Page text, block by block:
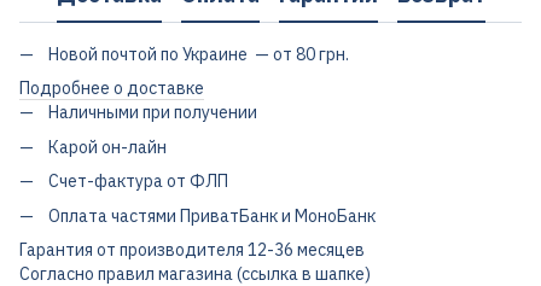
Новой почтой по Украине — от 80 грн.
Подробнее о доставке
Наличными при получении
Карой он-лайн
Счет-фактура от ФЛП
Оплата частями ПриватБанк и МоноБанк
Гарантия от производителя 12-36 месяцев
Согласно правил магазина (ссылка в шапке)